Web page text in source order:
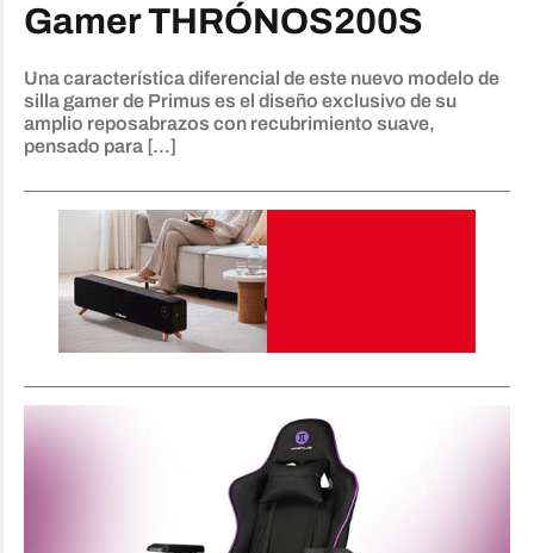
Celulares
Informes Especiales
Anuncie
Contacto
Gamer THRÓNOS200S
Una característica diferencial de este nuevo modelo de
silla gamer de Primus es el diseño exclusivo de su
amplio reposabrazos con recubrimiento suave,
pensado para [...]